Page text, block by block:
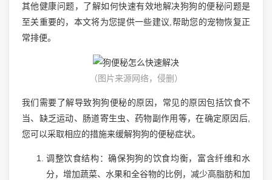
其他健康问题，了解如何快速有效地解决狗狗的便秘问题是
至关重要的，本文将为您提供一些建议,帮助您的宠物恢复正
常排便。
（图片来源网络，侵删）
我们需要了解导致狗狗便秘的原因，常见的原因包括饮食不
当、缺乏运动、肠道寄生虫、药物副作用等，在确定原因后,
您可以采取相应的措施来缓解狗狗的便秘症状。
调整饮食结构：确保狗狗的饮食均衡，富含纤维和水
分，增加蔬菜、水果和全谷物的比例，减少高脂肪和加